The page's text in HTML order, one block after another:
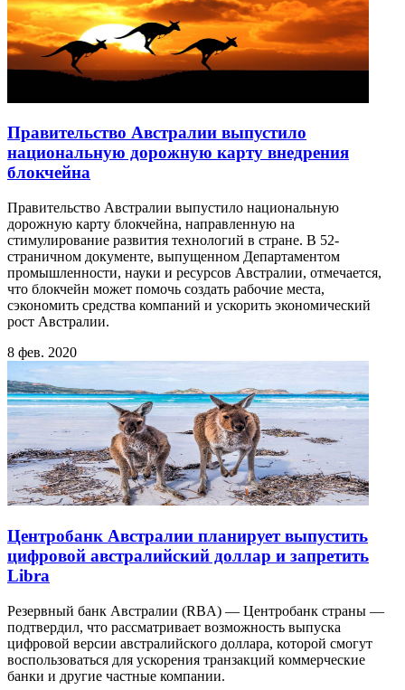
Правительство Австралии выпустило
национальную дорожную карту внедрения
блокчейна
Правительство Австралии выпустило национальную
дорожную карту блокчейна, направленную на
стимулирование развития технологий в стране. В 52-
страничном документе, выпущенном Департаментом
промышленности, науки и ресурсов Австралии, отмечается,
что блокчейн может помочь создать рабочие места,
сэкономить средства компаний и ускорить экономический
рост Австралии.
8 фев. 2020
Центробанк Австралии планирует выпустить
цифровой австралийский доллар и запретить
Libra
Резервный банк Австралии (RBA) — Центробанк страны —
подтвердил, что рассматривает возможность выпуска
цифровой версии австралийского доллара, которой смогут
воспользоваться для ускорения транзакций коммерческие
банки и другие частные компании.